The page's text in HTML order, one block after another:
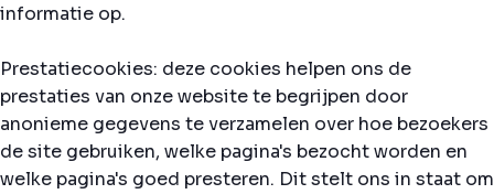
informatie op.
Prestatiecookies: deze cookies helpen ons de
prestaties van onze website te begrijpen door
anonieme gegevens te verzamelen over hoe bezoekers
de site gebruiken, welke pagina's bezocht worden en
welke pagina's goed presteren. Dit stelt ons in staat om